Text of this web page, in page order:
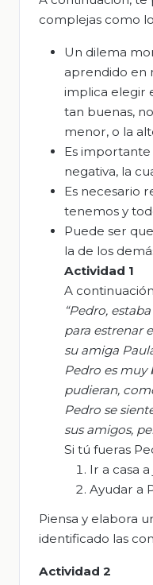
complejas como
Un dilema
aprendido en
implica elegir
tan buenas,
menor, o la
Es
negativa, la
Es necesario
tenemos y
Puede ser
la de los
Actividad 1
A
“Pedro,
para estrenar
su amiga
Pedro es muy
pudieran,
Pedro se
sus amigos,
Si tú fueras
Ir a casa
Ayudar a
Piensa y elabora
identificado las
Actividad 2